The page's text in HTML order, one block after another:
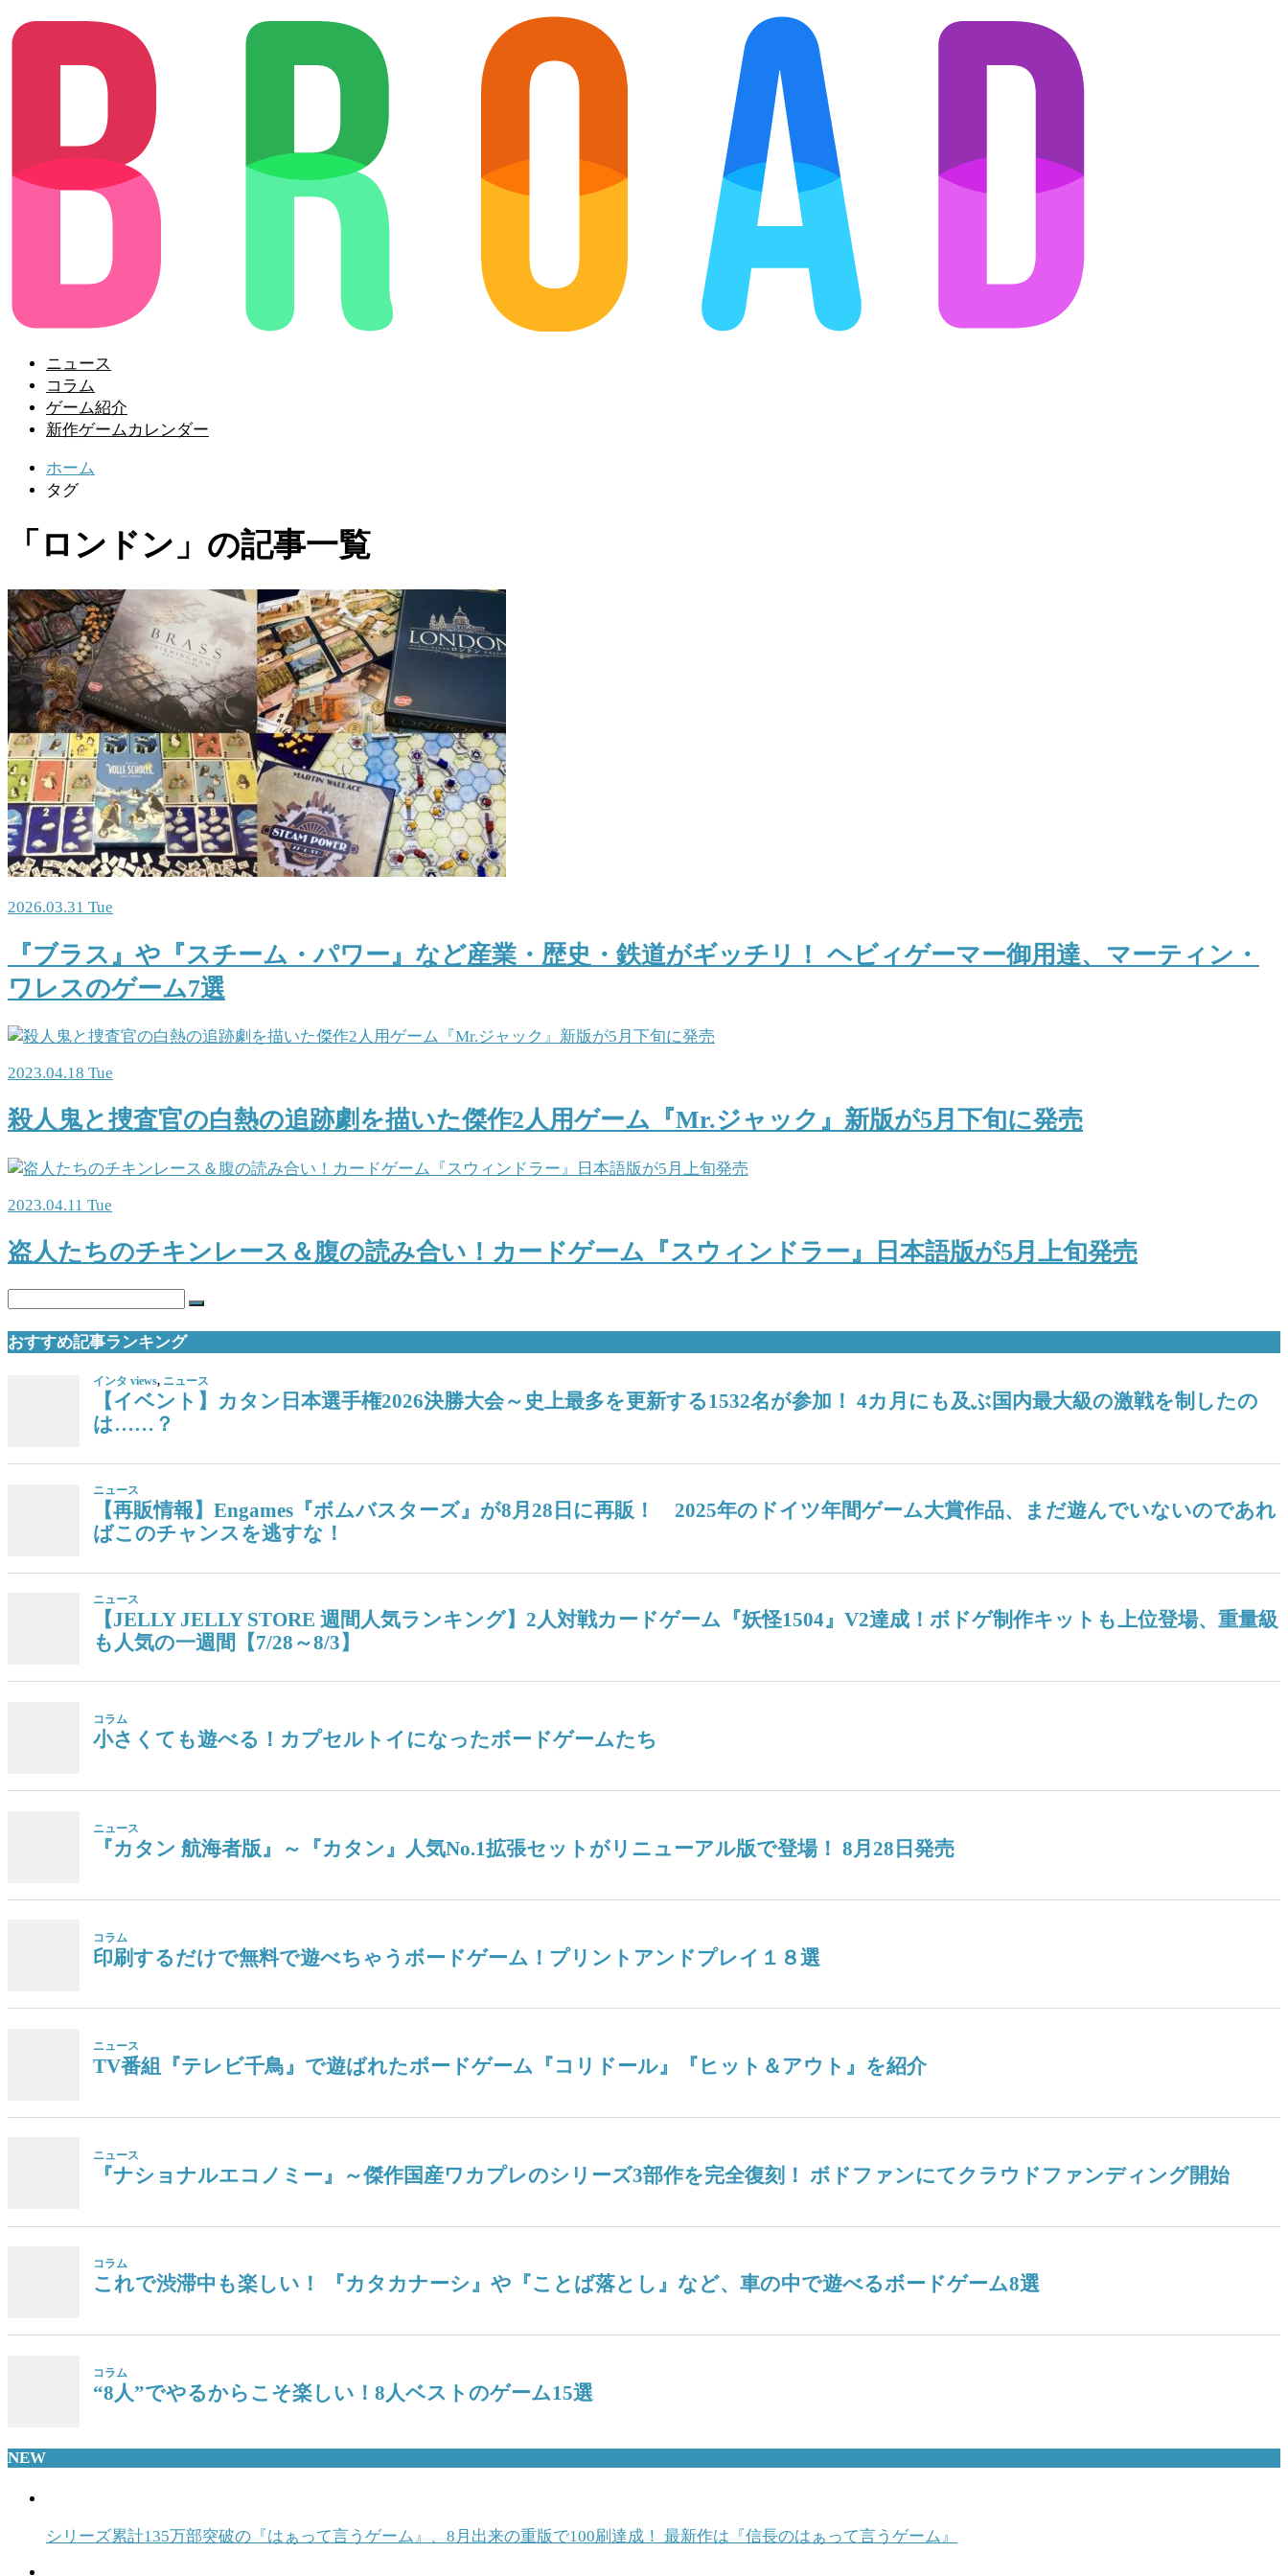
ニュース
コラム
ゲーム紹介
新作ゲームカレンダー
ホーム
タグ
「ロンドン」の記事一覧
2026.03.31 Tue
『ブラス』や『スチーム・パワー』など産業・歴史・鉄道がギッチリ！ ヘビィゲーマー御用達、マーティン・
ワレスのゲーム7選
2023.04.18 Tue
殺人鬼と捜査官の白熱の追跡劇を描いた傑作2人用ゲーム『Mr.ジャック』新版が5月下旬に発売
2023.04.11 Tue
盗人たちのチキンレース＆腹の読み合い！カードゲーム『スウィンドラー』日本語版が5月上旬発売
おすすめ記事ランキング
インタ views, ニュース
【イベント】カタン日本選手権2026決勝大会～史上最多を更新する1532名が参加！ 4カ月にも及ぶ国内最大級の激戦を制したの
は……？
ニュース
【再販情報】Engames『ボムバスターズ』が8月28日に再販！ 2025年のドイツ年間ゲーム大賞作品、まだ遊んでいないのであれ
ばこのチャンスを逃すな！
ニュース
【JELLY JELLY STORE 週間人気ランキング】2人対戦カードゲーム『妖怪1504』V2達成！ボドゲ制作キットも上位登場、重量級
も人気の一週間【7/28～8/3】
コラム
小さくても遊べる！カプセルトイになったボードゲームたち
ニュース
『カタン 航海者版』～『カタン』人気No.1拡張セットがリニューアル版で登場！ 8月28日発売
コラム
印刷するだけで無料で遊べちゃうボードゲーム！プリントアンドプレイ１８選
ニュース
TV番組『テレビ千鳥』で遊ばれたボードゲーム『コリドール』『ヒット＆アウト』を紹介
ニュース
『ナショナルエコノミー』～傑作国産ワカプレのシリーズ3部作を完全復刻！ ボドファンにてクラウドファンディング開始
コラム
これで渋滞中も楽しい！ 『カタカナーシ』や『ことば落とし』など、車の中で遊べるボードゲーム8選
コラム
“8人”でやるからこそ楽しい！8人ベストのゲーム15選
NEW
シリーズ累計135万部突破の『はぁって言うゲーム』、8月出来の重版で100刷達成！ 最新作は『信長のはぁって言うゲーム』